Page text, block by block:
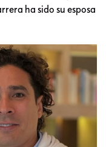
ha sido su esposa